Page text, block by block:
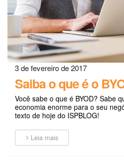
3 de fevereiro de 2017
Saiba o que é o
Você sabe o que é BYOD? Sabe
economia enorme para o seu
texto de hoje do ISPBLOG!
Leia mais